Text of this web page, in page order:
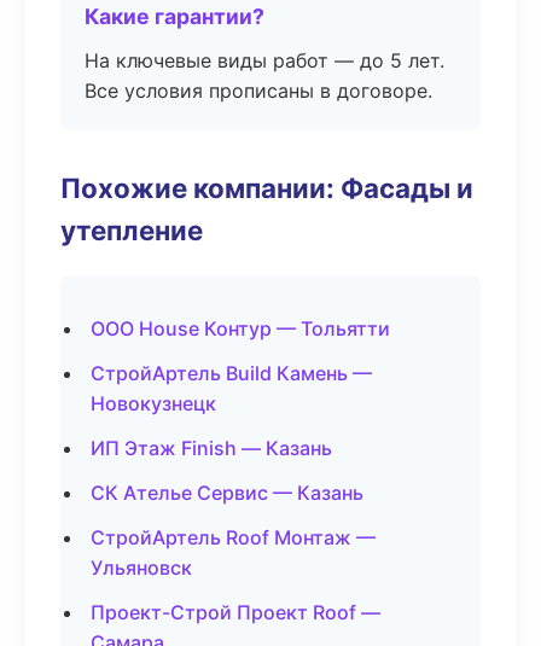
Какие гарантии?
На ключевые виды работ — до 5 лет.
Все условия прописаны в договоре.
Похожие компании: Фасады и
утепление
ООО House Контур — Тольятти
СтройАртель Build Камень —
Новокузнецк
ИП Этаж Finish — Казань
СК Ателье Сервис — Казань
СтройАртель Roof Монтаж —
Ульяновск
Проект-Строй Проект Roof —